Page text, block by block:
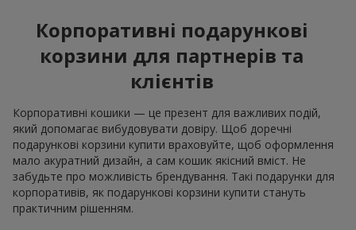
Корпоративні подарункові
корзини для партнерів та
клієнтів
Корпоративні кошики — це презент для важливих подій,
який допомагає вибудовувати довіру. Щоб доречні
подарункові корзини купити враховуйте, щоб оформлення
мало акуратний дизайн, а сам кошик якісний вміст. Не
забудьте про можливість брендування. Такі подарунки для
корпоративів, як подарункові корзини купити стануть
практичним рішенням.